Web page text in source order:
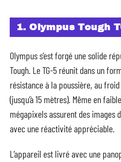
1. Olympus Tough
Olympus s’est forgé une solide
Tough. Le TG-5 réunit dans un
résistance à la poussière, au froid
(jusqu’à 15 mètres). Même en
mégapixels assurent des images
avec une réactivité appréciable.
L’appareil est livré avec une